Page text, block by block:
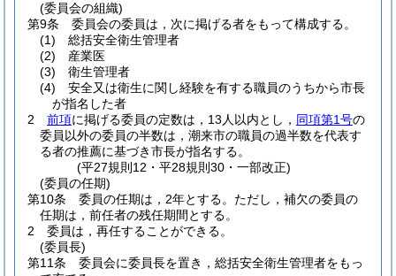
(委員会の組織)
第9条
委員会の委員は，次に掲げる者をもって構成する。
(1)
総括安全衛生管理者
(2)
産業医
(3)
衛生管理者
(4)
安全又は衛生に関し経験を有する職員のうちから市長
が指名した者
2
前項に掲げる委員の定数は，13人以内とし， 同項第1号の
委員以外の委員の半数は，潮来市の職員の過半数を代表す
る者の推薦に基づき市長が指名する。
(平27規則12・平28規則30・一部改正)
(委員の任期)
第10条
委員の任期は，2年とする。 ただし，補欠の委員の
任期は，前任者の残任期間とする。
2
委員は，再任することができる。
(委員長)
第11条
委員会に委員長を置き，総括安全衛生管理者をもっ